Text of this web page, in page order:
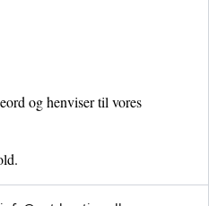
og henviser til vores